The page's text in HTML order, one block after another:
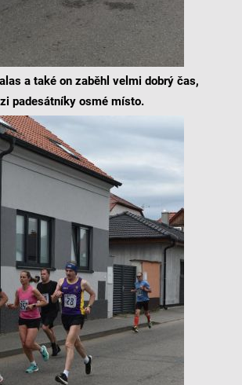
a také on zaběhl velmi dobrý čas,
padesátníky osmé místo.